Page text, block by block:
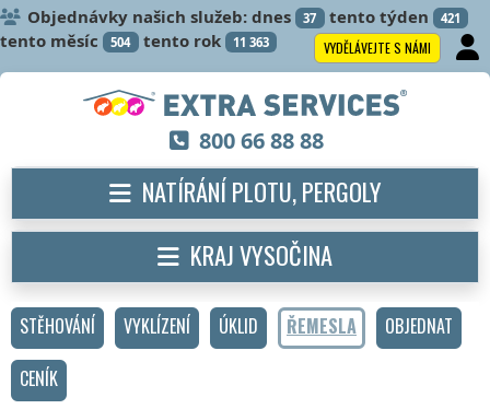
Objednávky našich služeb: dnes 37 tento týden 421
tento měsíc 504 tento rok 11 363 VYDĚLÁVEJTE S NÁMI
STĚHOVÁNÍ VYKLÍZENÍ ÚKLID ŘEMESLA
OBJEDNAT
CENÍK
800 66 88 88
NATÍRÁNÍ PLOTU, PERGOLY
KRAJ VYSOČINA